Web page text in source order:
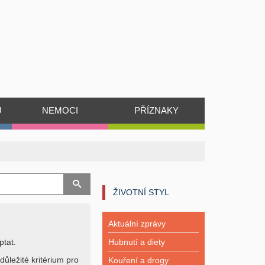
NEMOCI PŘÍZNAKY
kritérium pro
ŽIVOTNÍ STYL
Aktuální zprávy
Hubnutí a diety
Kouření a drogy